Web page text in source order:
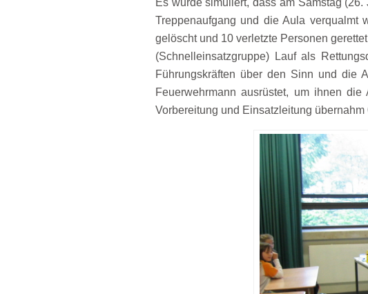
Es wurde simuliert, dass am Samstag
Treppenaufgang und die Aula verqualmt
gelöscht und 10 verletzte Personen
(Schnelleinsatzgruppe) Lauf als
Führungskräften über den Sinn und die
Feuerwehrmann ausrüstet, um ihnen
Vorbereitung und Einsatzleitung